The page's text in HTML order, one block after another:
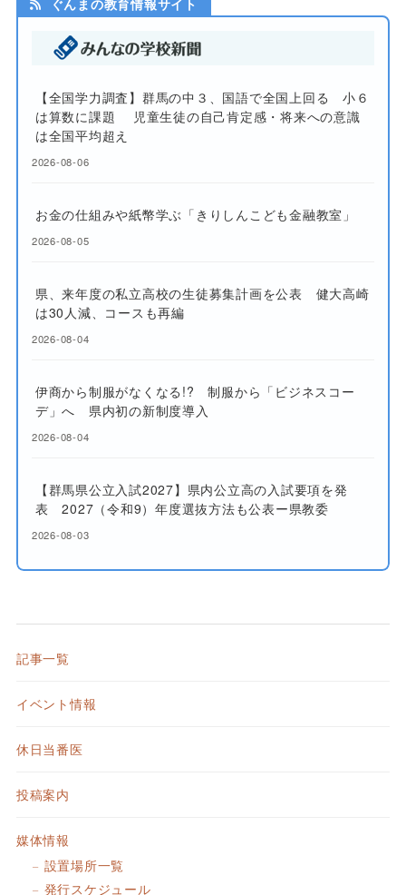
【全国学力調査】群馬の中３、国語で全国上回る 小６
は算数に課題 児童生徒の自己肯定感・将来への意識
は全国平均超え
2026-08-06
お金の仕組みや紙幣学ぶ「きりしんこども金融教室」
2026-08-05
県、来年度の私立高校の生徒募集計画を公表 健大高崎
は30人減、コースも再編
2026-08-04
伊商から制服がなくなる!? 制服から「ビジネスコー
デ」へ 県内初の新制度導入
2026-08-04
【群馬県公立入試2027】県内公立高の入試要項を発
表 2027（令和9）年度選抜方法も公表ー県教委
2026-08-03
記事一覧
イベント情報
休日当番医
投稿案内
媒体情報
設置場所一覧
発行スケジュール